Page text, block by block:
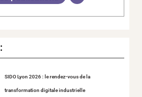
SIDO Lyon 2026 : le rendez-vous de la
transformation digitale industrielle